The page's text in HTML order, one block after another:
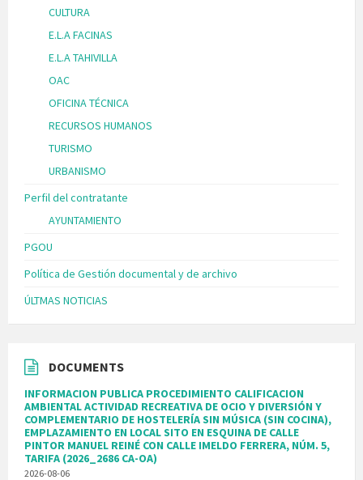
CULTURA
E.L.A FACINAS
E.L.A TAHIVILLA
OAC
OFICINA TÉCNICA
RECURSOS HUMANOS
TURISMO
URBANISMO
Perfil del contratante
AYUNTAMIENTO
PGOU
Política de Gestión documental y de archivo
ÚLTMAS NOTICIAS
DOCUMENTS
INFORMACION PUBLICA PROCEDIMIENTO CALIFICACION
AMBIENTAL ACTIVIDAD RECREATIVA DE OCIO Y DIVERSIÓN Y
COMPLEMENTARIO DE HOSTELERÍA SIN MÚSICA (SIN COCINA),
EMPLAZAMIENTO EN LOCAL SITO EN ESQUINA DE CALLE
PINTOR MANUEL REINÉ CON CALLE IMELDO FERRERA, NÚM. 5,
TARIFA (2026_2686 CA-OA)
2026-08-06